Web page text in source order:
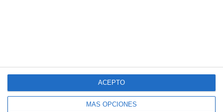
MÁS OPCIONES
ACEPTO
Masaje Deportivo
Osteopatía Craneal